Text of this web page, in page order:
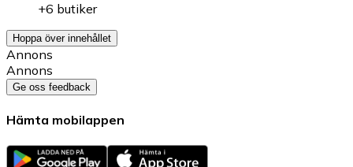
+6 butiker
Hoppa över innehållet
Annons
Annons
Ge oss feedback
Hämta mobilappen